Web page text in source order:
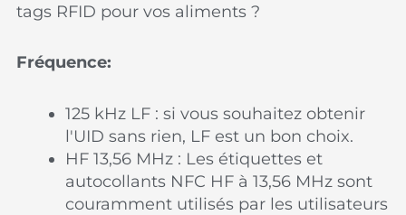
tags RFID pour vos aliments ?
Fréquence:
125 kHz LF : si vous souhaitez obtenir
l'UID sans rien, LF est un bon choix.
HF 13,56 MHz : Les étiquettes et
autocollants NFC HF à 13,56 MHz sont
couramment utilisés par les utilisateurs